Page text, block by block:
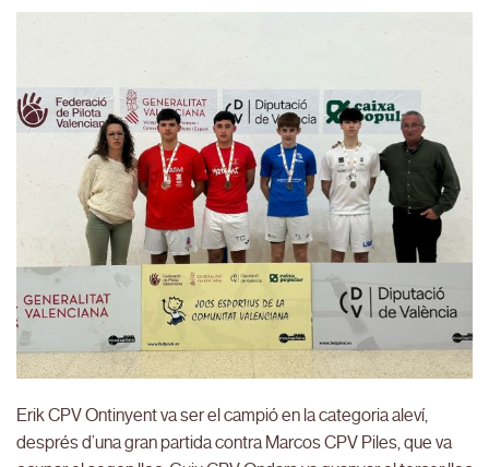
Erik CPV Ontinyent va ser el campió en la categoria aleví,
després d’una gran partida contra Marcos CPV Piles, que va